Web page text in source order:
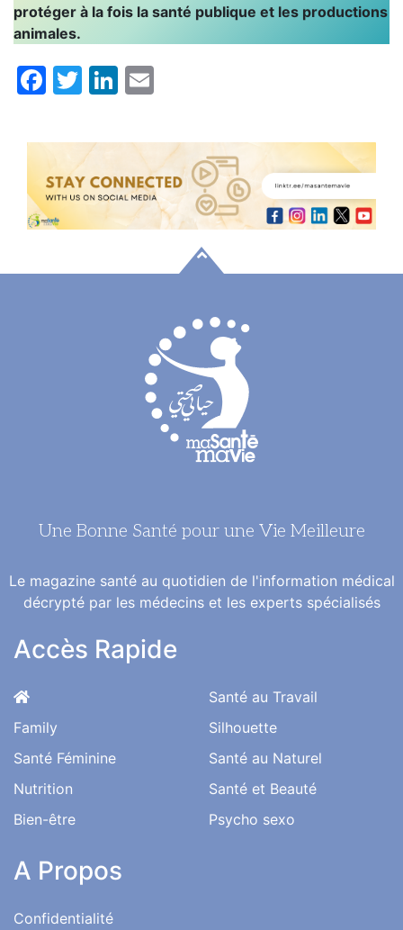
protéger à la fois la santé publique et les productions
animales.
Facebook
TwitterLinkedIn
Une Bonne Santé pour une Vie Meilleure
Le magazine santé au quotidien de l'information médical
décrypté par les médecins et les experts spécialisés
Accès Rapide
Family
Santé Féminine
Nutrition
Bien-être
Santé au Travail
Silhouette
Santé au Naturel
Santé et Beauté
Psycho sexo
A Propos
Confidentialité